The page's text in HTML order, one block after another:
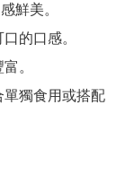
鮮美。
的口感。
。
獨食用或搭配